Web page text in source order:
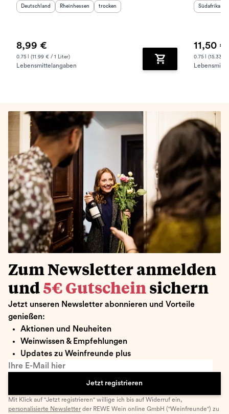
Herkunftsland
Deutschland Herkunftsregion :
Rheinhessen Geschmack
trocken
8,99 €
0.75 l (11.99 € / 1 Liter)
Lebensmittelangaben Zum Warenkorb
Südafrika
11,50 €
0.75 l (15.33 €
Zum Newsletter anmelden
und 5€ Gutschein sichern
Jetzt unseren Newsletter abonnieren und Vorteile
genießen:
Aktionen und Neuheiten
Weinwissen & Empfehlungen
Updates zu Weinfreunde plus
Ihre E-Mail hier
Jetzt registrieren
Mit Klick auf "Jetzt registrieren" willige ich bis auf Widerruf ein,
personalisierte Newsletter der REWE Wein online GmbH ("Weinfreunde") zu